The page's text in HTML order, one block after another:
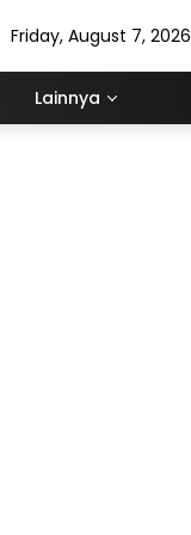
Friday, August 7, 2026
Lainnya